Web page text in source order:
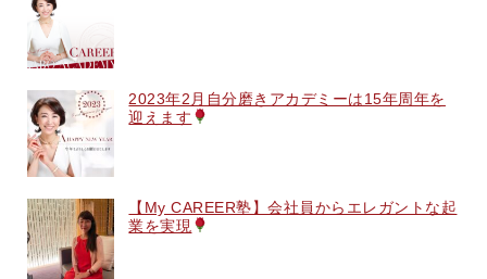
2023年2月自分磨きアカデミーは15年周年を
迎えます
【My CAREER塾】会社員からエレガントな起
業を実現